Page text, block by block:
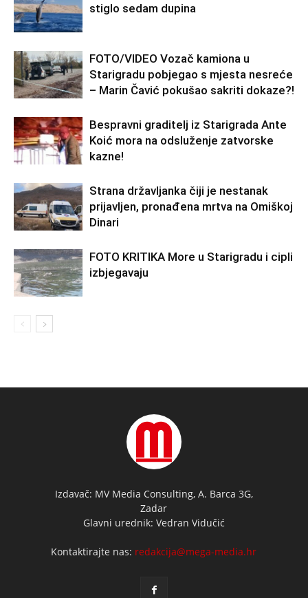
stiglo sedam dupina
FOTO/VIDEO Vozač kamiona u
Starigradu pobjegao s mjesta nesreće
– Marin Čavić pokušao sakriti dokaze?!
Bespravni graditelj iz Starigrada Ante
Koić mora na odsluženje zatvorske
kazne!
Strana državljanka čiji je nestanak
prijavljen, pronađena mrtva na Omiškoj
Dinari
FOTO KRITIKA More u Starigradu i cipli
izbjegavaju
Izdavač: MV Media Consulting, A. Barca 3G,
Zadar
Glavni urednik: Vedran Vidučić
Kontaktirajte nas: redakcija@mega-media.hr